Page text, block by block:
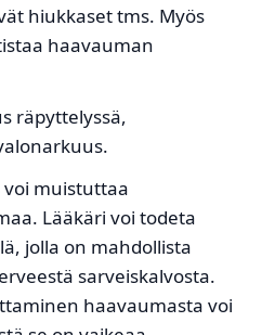
hiukkaset tms. Myös
haavauman
räpyttelyssä,
voi muistuttaa
Lääkäri voi todeta
jolla on mahdollista
sarveiskalvosta.
haavaumasta voi